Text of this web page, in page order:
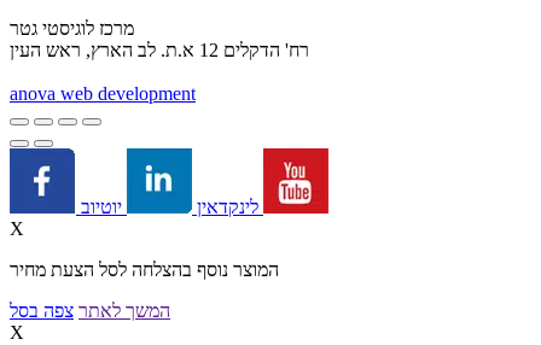
מרכז לוגיסטי גטר
רח' הדקלים 12 א.ת. לב הארץ, ראש העין
anova web development
לינקדאין
X
המוצר נוסף בהצלחה לסל הצעת מחיר
המשך לאתר צפה בסל
X